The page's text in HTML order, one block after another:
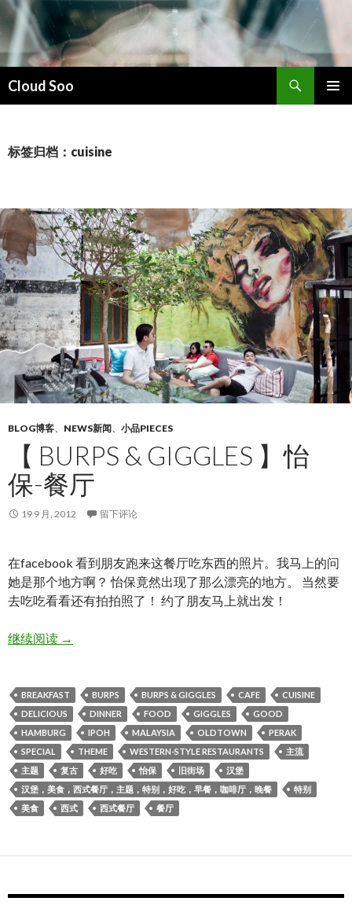
Cloud Soo
索
文
标签归档：cuisine
BLOG博客、 NEWS新闻、 小品PIECES
【 BURPS & GIGGLES 】怡
保-餐厅
19 9 月, 2012 留下评论
在facebook 看到朋友跑来这餐厅吃东西的照片。我马上的问
她是那个地方啊？ 怡保竟然出现了那么漂亮的地方。 当然要
去吃吃看看还有拍拍照了！ 约了朋友马上就出发！
继续阅读【 BURPS & GIGGLES 】怡保-餐厅
→
BREAKFAST BURPS BURPS & GIGGLES CAFE
CUISINE
DELICIOUS
DINNER FOOD GIGGLES
GOOD
HAMBURG
IPOH MALAYSIA OLDTOWN
PERAK
SPECIAL
THEME WESTERN-STYLE RESTAURANTS
主流
主题
复古 好吃 怡保 旧街场
汉堡
汉堡，美食，西式餐厅，主题，特别，好吃，早餐，咖啡厅，晚餐
特别
美食
西式 西式餐厅 餐厅